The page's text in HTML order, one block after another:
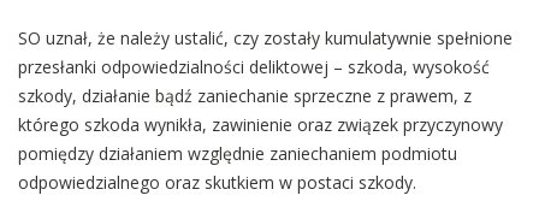
SO uznał, że należy ustalić, czy zostały kumulatywnie spełnione
przesłanki odpowiedzialności deliktowej – szkoda, wysokość
szkody, działanie bądź zaniechanie sprzeczne z prawem, z
którego szkoda wynikła, zawinienie oraz związek przyczynowy
pomiędzy działaniem względnie zaniechaniem podmiotu
odpowiedzialnego oraz skutkiem w postaci szkody.